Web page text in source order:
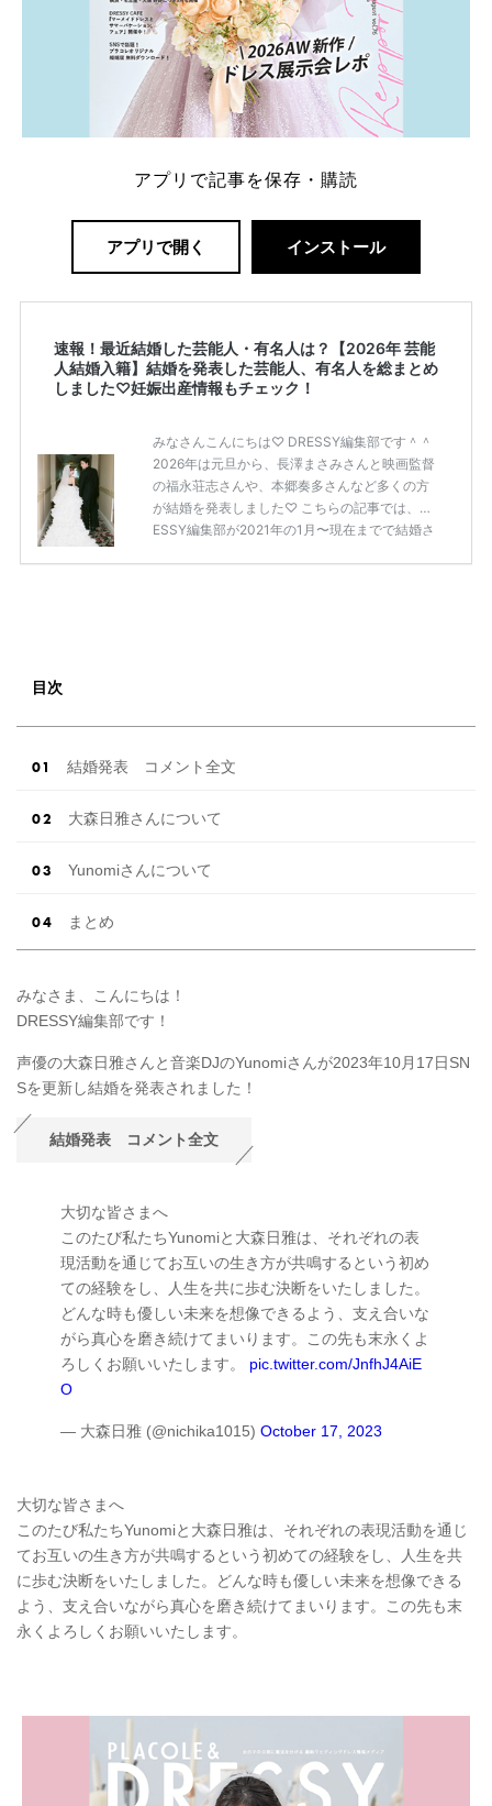
アプリで記事を保存・購読
アプリで開く インストール
速報！最近結婚した芸能人・有名人は？【2026年 芸能
人結婚入籍】結婚を発表した芸能人、有名人を総まとめ
しました♡妊娠出産情報もチェック！
みなさんこんにちは♡ DRESSY編集部です＾＾
2026年は元旦から、長澤まさみさんと映画監督
の福永荘志さんや、本郷奏多さんなど多くの方
が結婚を発表しました♡ こちらの記事では、DR
ESSY編集部が2021年の1月〜現在までで結婚さ
目次
結婚発表 コメント全文
大森日雅さんについて
Yunomiさんについて
まとめ
みなさま、こんにちは！
DRESSY編集部です！
声優の大森日雅さんと音楽DJのYunomiさんが2023年10月17日SN
Sを更新し結婚を発表されました！
結婚発表 コメント全文
大切な皆さまへ
このたび私たちYunomiと大森日雅は、それぞれの表
現活動を通じてお互いの生き方が共鳴するという初め
ての経験をし、人生を共に歩む決断をいたしました。
どんな時も優しい未来を想像できるよう、支え合いな
がら真心を磨き続けてまいります。この先も末永くよ
ろしくお願いいたします。 pic.twitter.com/JnfhJ4AiE
O
— 大森日雅 (@nichika1015) October 17, 2023
大切な皆さまへ
このたび私たちYunomiと大森日雅は、それぞれの表現活動を通じ
てお互いの生き方が共鳴するという初めての経験をし、人生を共
に歩む決断をいたしました。どんな時も優しい未来を想像できる
よう、支え合いながら真心を磨き続けてまいります。この先も末
永くよろしくお願いいたします。